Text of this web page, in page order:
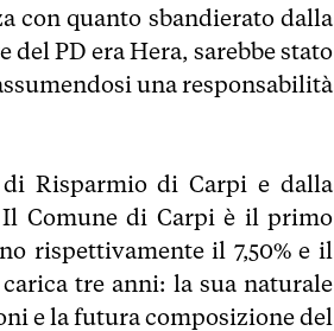
con quanto sbandierato dalla
PD era Hera, sarebbe stato
una responsabilità
di Risparmio di Carpi e dalla
Il Comune di Carpi è il primo
rispettivamente il 7,50% e il
tre anni: la sua naturale
e la futura composizione del